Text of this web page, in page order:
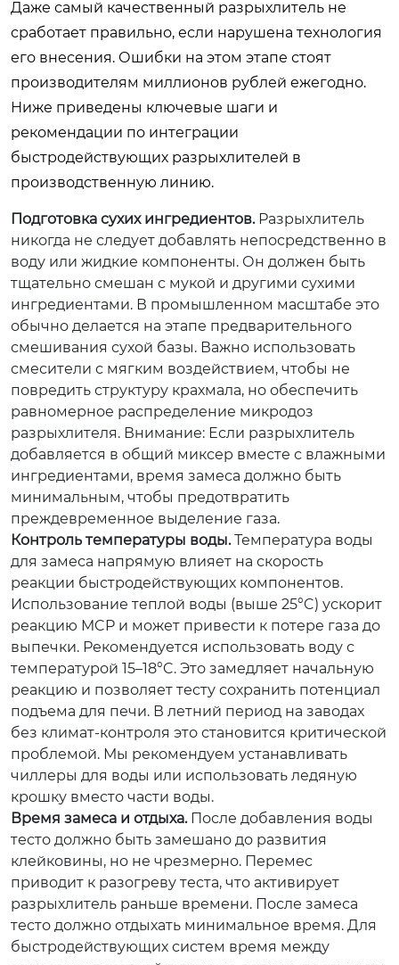
Даже самый качественный разрыхлитель не
сработает правильно, если нарушена технология
его внесения. Ошибки на этом этапе стоят
производителям миллионов рублей ежегодно.
Ниже приведены ключевые шаги и
рекомендации по интеграции
быстродействующих разрыхлителей в
производственную линию.
Подготовка сухих ингредиентов.Разрыхлитель
никогда не следует добавлять непосредственно в
воду или жидкие компоненты. Он должен быть
тщательно смешан с мукой и другими сухими
ингредиентами. В промышленном масштабе это
обычно делается на этапе предварительного
смешивания сухой базы. Важно использовать
смесители с мягким воздействием, чтобы не
повредить структуру крахмала, но обеспечить
равномерное распределение микродоз
разрыхлителя. Внимание: Если разрыхлитель
добавляется в общий миксер вместе с влажными
ингредиентами, время замеса должно быть
минимальным, чтобы предотвратить
преждевременное выделение газа.
Контроль температуры воды.Температура воды
для замеса напрямую влияет на скорость
реакции быстродействующих компонентов.
Использование теплой воды (выше 25°C) ускорит
реакцию MCP и может привести к потере газа до
выпечки. Рекомендуется использовать воду с
температурой 15–18°C. Это замедляет начальную
реакцию и позволяет тесту сохранить потенциал
подъема для печи. В летний период на заводах
без климат-контроля это становится критической
проблемой. Мы рекомендуем устанавливать
чиллеры для воды или использовать ледяную
крошку вместо части воды.
Время замеса и отдыха.После добавления воды
тесто должно быть замешано до развития
клейковины, но не чрезмерно. Перемес
приводит к разогреву теста, что активирует
разрыхлитель раньше времени. После замеса
тесто должно отдыхать минимальное время. Для
быстродействующих систем время между